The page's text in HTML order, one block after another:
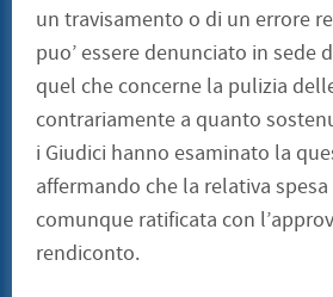
un travisamento o di un errore
puo’ essere denunciato in sede
quel che concerne la pulizia
contrariamente a quanto
i Giudici hanno esaminato la
affermando che la relativa
comunque ratificata con
rendiconto.